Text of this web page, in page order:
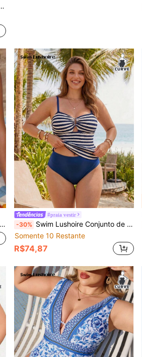
#praia vestir
-30% Swim Lushoire Conjunto de Maiô Bikini de Cintura Alta Listrado em Azul e Branco, Plus Size, Novidade 2026
Somente 10 Restante
R$74,87